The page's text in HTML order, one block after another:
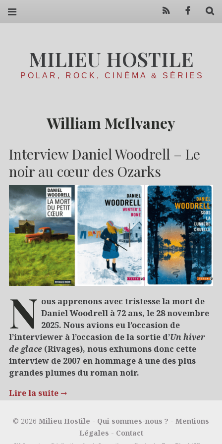
MILIEU HOSTILE
POLAR, ROCK, CINÉMA & SÉRIES
William McIlvaney
Interview Daniel Woodrell – Le
noir au cœur des Ozarks
N ous apprenons avec tristesse la mort de
Daniel Woodrell à 72 ans, le 28 novembre
2025. Nous avions eu l’occasion de
l’interviewer à l’occasion de la sortie d’Un hiver
de glace (Rivages), nous exhumons donc cette
interview de 2007 en hommage à une des plus
grandes plumes du roman noir.
Lire la suite →
09/12/2025 Polar
© 2026 Milieu Hostile - Qui sommes-nous ? - Mentions
Légales - Contact
RSS